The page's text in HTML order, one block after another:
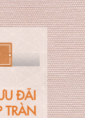
ĐÃI
TRÀN